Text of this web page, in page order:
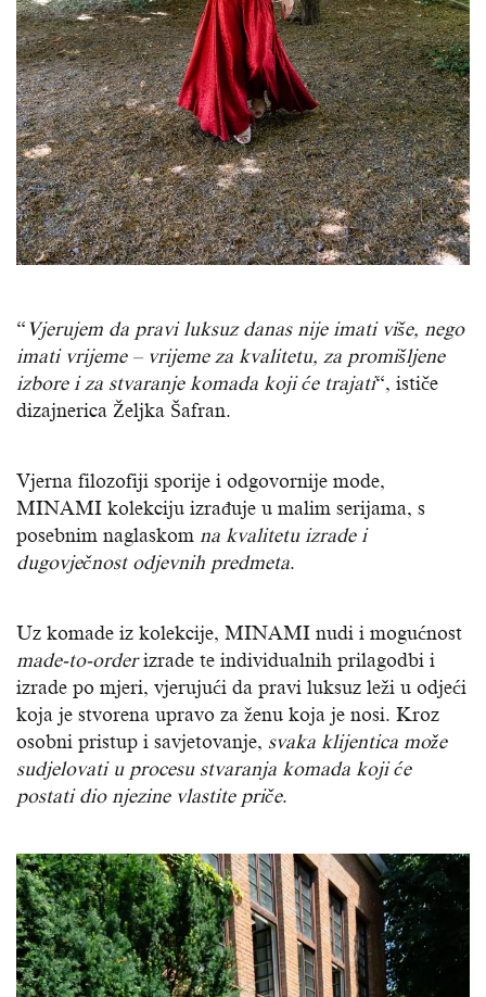
“ Vjerujem da pravi luksuz danas nije imati više, nego
imati vrijeme – vrijeme za kvalitetu, za promišljene
izbore i za stvaranje komada koji će trajati“, ističe
dizajnerica Željka Šafran.
Vjerna filozofiji sporije i odgovornije mode,
MINAMI kolekciju izrađuje u malim serijama, s
posebnim naglaskom na kvalitetu izrade i
dugovječnost odjevnih predmeta.
Uz komade iz kolekcije, MINAMI nudi i mogućnost
made-to-orderizrade te individualnih prilagodbi i
izrade po mjeri, vjerujući da pravi luksuz leži u odjeći
koja je stvorena upravo za ženu koja je nosi. Kroz
osobni pristup i savjetovanje, svaka klijentica može
sudjelovati u procesu stvaranja komada koji će
postati dio njezine vlastite priče.